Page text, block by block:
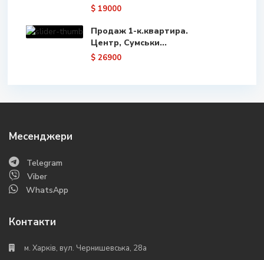
$ 19000
Продаж 1-к.квартира.
Центр, Сумськи...
$ 26900
Месенджери
Telegram
Viber
WhatsApp
Контакти
м. Харків, вул. Чернишевська, 28а